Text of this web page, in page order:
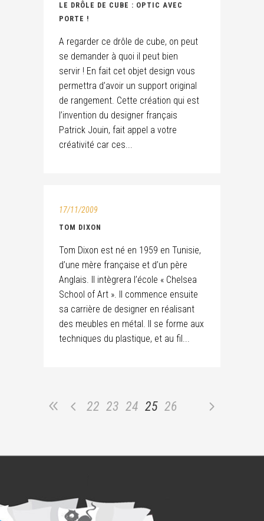
LE DRÔLE DE CUBE : OPTIC AVEC
PORTE !
A regarder ce drôle de cube, on peut
se demander à quoi il peut bien
servir ! En fait cet objet design vous
permettra d’avoir un support original
de rangement. Cette création qui est
l’invention du designer français
Patrick Jouin, fait appel a votre
créativité car ces...
17/11/2009
TOM DIXON
Tom Dixon est né en 1959 en Tunisie,
d’une mère française et d’un père
Anglais. Il intègrera l’école « Chelsea
School of Art ». Il commence ensuite
sa carrière de designer en réalisant
des meubles en métal. Il se forme aux
techniques du plastique, et au fil...
22 23 24 25 26